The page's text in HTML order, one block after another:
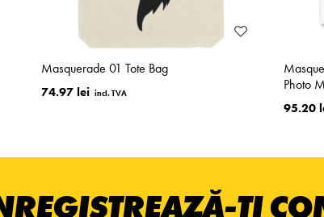
Masquerade 01 Tote Bag
74.97 lei
Photo
95.20
ȚI